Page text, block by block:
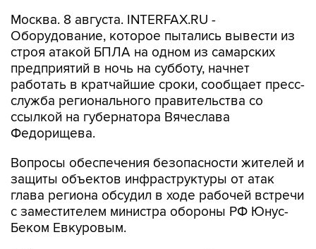
Москва. 8 августа. INTERFAX.RU -
Оборудование, которое пытались вывести из
строя атакой БПЛА на одном из самарских
предприятий в ночь на субботу, начнет
работать в кратчайшие сроки, сообщает пресс-
служба регионального правительства со
ссылкой на губернатора Вячеслава
Федорищева.
Вопросы обеспечения безопасности жителей и
защиты объектов инфраструктуры от атак
глава региона обсудил в ходе рабочей встречи
с заместителем министра обороны РФ Юнус-
Беком Евкуровым.